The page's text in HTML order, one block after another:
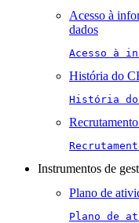
Acesso à
dados
Acesso à
História do
História
Instrumentos de
Plano de
Plano de